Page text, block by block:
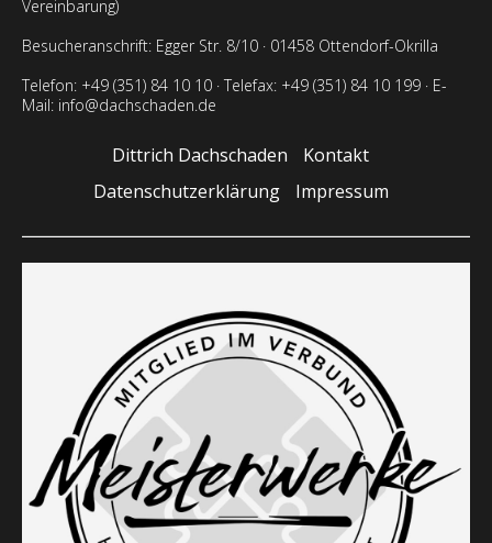
Vereinbarung)
Besucheranschrift: Egger Str. 8/10 · 01458 Ottendorf-Okrilla
Telefon: +49 (351) 84 10 10 · Telefax: +49 (351) 84 10 199 · E-
Mail: info@dachschaden.de
Dittrich Dachschaden
Kontakt
Datenschutzerklärung
Impressum